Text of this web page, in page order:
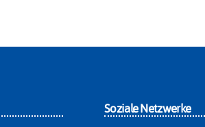
Soziale Netzwerke